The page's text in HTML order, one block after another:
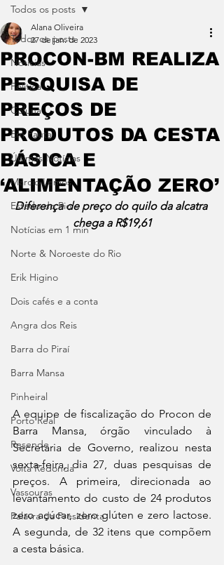
Todos os posts
Notícias
Política
Coluna
Em Pauta
Últimas Notícias
Márcio Lemos
Estado do Rio
Notícias em 1 min
Norte & Noroeste do Rio
Erik Higino
Dois cafés e a conta
Angra dos Reis
Barra do Piraí
Barra Mansa
Pinheiral
Porto Real
Resende
Volta Redonda
Vassouras
Palavra da Presidenta
Todos os posts
PROCON-BM REALIZA
PESQUISA DE
PREÇOS DE
PRODUTOS DA CESTA
BÁSICA E
‘ALIMENTAÇÃO ZERO’
Alana Oliveira
27 de jan. de 2023
Diferença de preço do quilo da alcatra
chega a R$19,61
A equipe de fiscalização do Procon de
Barra Mansa, órgão vinculado à
Secretaria de Governo, realizou nesta
sexta-feira, dia 27, duas pesquisas de
preços. A primeira, direcionada ao
levantamento do custo de 24 produtos
zero açúcar, zero glúten e zero lactose.
A segunda, de 32 itens que compõem
a cesta básica.